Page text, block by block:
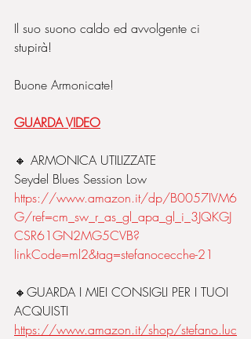
Il suo suono caldo ed avvolgente ci
stupirà!
Buone Armonicate!
GUARDA VIDEO
🔸️ ARMONICA UTILIZZATE
Seydel Blues Session Low
https://www.amazon.it/dp/B0057IVM6
G/ref=cm_sw_r_as_gl_apa_gl_i_3JQKGJ
CSR61GN2MG5CVB?
linkCode=ml2&tag=stefanocecche-21
🔸️GUARDA I MIEI CONSIGLI PER I TUOI
ACQUISTI
https://www.amazon.it/shop/stefano.luc